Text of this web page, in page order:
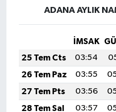
ADANA AYLIK
İMSAK
25 Tem Cts
03:54
26 Tem Paz
03:55
27 Tem Pts
03:56
28 Tem Sal
03:57